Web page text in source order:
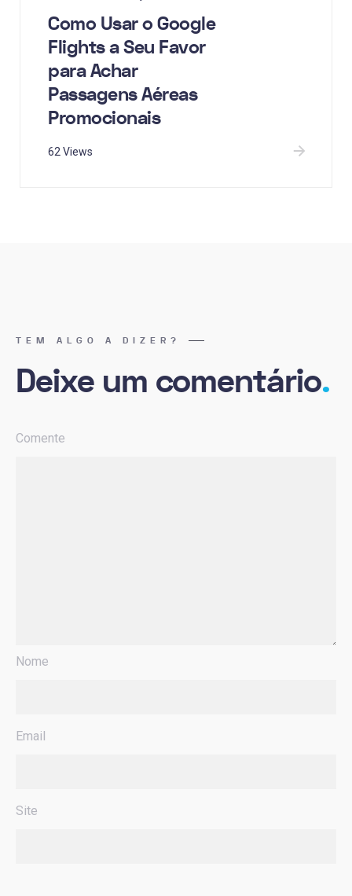
Como Usar o Google
Flights a Seu Favor
para Achar
Passagens Aéreas
Promocionais
62 Views
TEM ALGO A DIZER?
Deixe um comentário.
Comente
Nome
Email
Site